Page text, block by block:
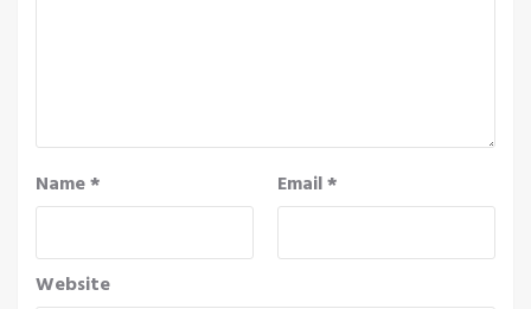
Name* Email*
Website